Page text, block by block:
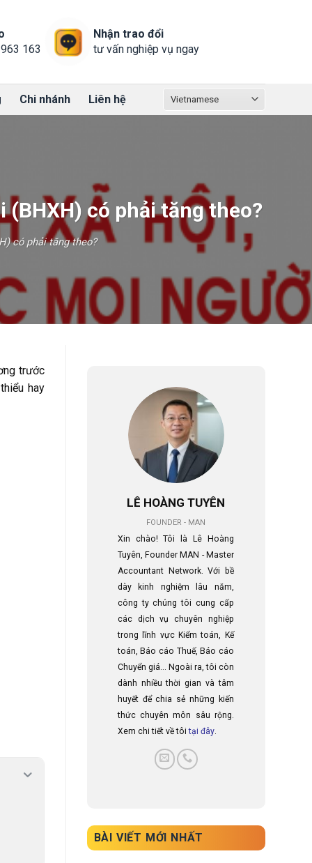
163
Nhận trao đổi
tư vấn nghiệp vụ ngay
Chi nhánh Liên hệ
có phải tăng theo?
có phải tăng theo?
trước
hay
LÊ HOÀNG TUYÊN
FOUNDER - MAN
Xin chào! Tôi là Lê Hoàng
Tuyên, Founder MAN - Master
Accountant Network. Với bề
dày kinh nghiệm lâu năm,
công ty chúng tôi cung cấp
các dịch vụ chuyên nghiệp
trong lĩnh vực Kiểm toán, Kế
toán, Báo cáo Thuế, Báo cáo
Chuyển giá... Ngoài ra, tôi còn
dành nhiều thời gian và tâm
huyết để chia sẻ những kiến
thức chuyên môn sâu rộng.
Xem chi tiết về tôitại đây.
BÀI VIẾT MỚI NHẤT